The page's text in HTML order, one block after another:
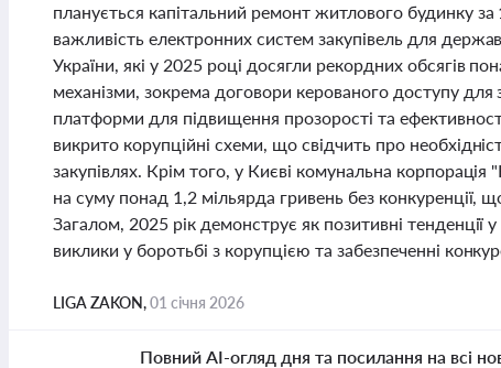
планується капітальний ремонт житлового будинку
важливість електронних систем закупівель для
України, які у 2025 році досягли рекордних обсягів
механізми, зокрема договори керованого доступу для
платформи для підвищення прозорості та
викрито корупційні схеми, що свідчить про
закупівлях. Крім того, у Києві комунальна
на суму понад 1,2 мільярда гривень без
Загалом, 2025 рік демонструє як позитивні тенденції
виклики у боротьбі з корупцією та забезпеченні
LIGA ZAKON,01 січня 2026
Повний AI-огляд дня та посилання на всі